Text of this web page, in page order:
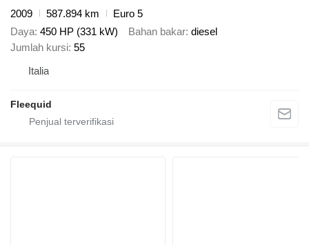
2009
587.894 km
Euro 5
Daya 450 HP (331 kW) Bahan bakar diesel
Jumlah kursi 55
Italia
Fleequid